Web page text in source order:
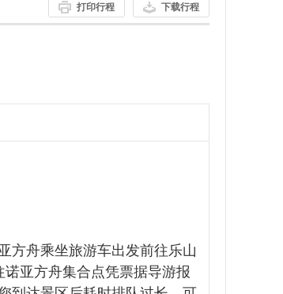
打印行程 下载行程
方舟乘坐旅游车出发前往乐山
亚方舟集合点凭票据导游报